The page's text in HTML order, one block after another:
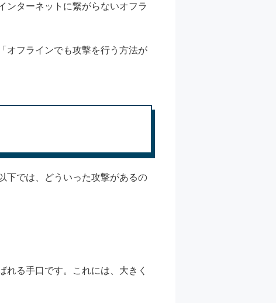
ンターネットに繋がらないオフラ
オフラインでも攻撃を行う方法が
下では、どういった攻撃があるの
る手口です。これには、大きく